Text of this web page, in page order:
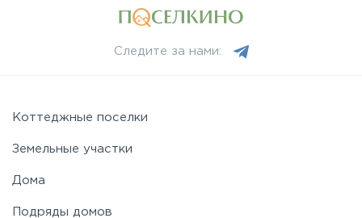
Симферопольское
Фряновское
Следите за нами:
Коттеджные поселки
Земельные участки
Дома
Подряды домов